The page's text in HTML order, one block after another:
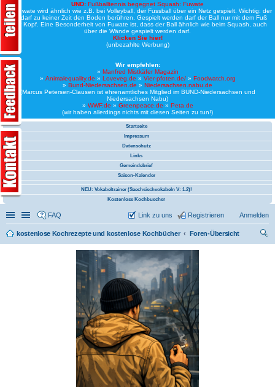
UND: Fußballtennis begegnet Squash: Fuwate
Bei Fuwate wird ähnlich wie z.B. bei Volleyball, der Fussball über ein Netz gespielt. Wichtig: der
Ball darf zu keiner Zeit den Boden berühren. Gespielt werden darf der Ball nur mit dem Fuß
oder Kopf. Eine Besonderheit von Fuwate ist, dass der Ball ähnlich wie beim Squash, auch
über die Wände gespielt werden darf.
Klicken Sie hier!
(unbezahlte Werbung)
Wir empfehlen:
» Manfred Mistkäfer Magazin
» Animalequality.de » Loveveg.de » Vier-pfoten.de/» Foodwatch.org
» Bund-Niedersachsen.de » Niedersachsen.nabu.de
(Marcus Petersen-Clausen ist ehrenamtliches Mitglied im BUND-Niedersachsen und
Niedersachsen Nabu)
» WWF.de » Greenpeace.de » Peta.de
(wir haben allerdings nichts mit diesen Seiten zu tun!)
Startseite
Impressum
Datenschutz
Links
Gemeindebrief
Saison-Kalender
NEU: Vokabeltrainer (Saechsischvokabeln V: 1.2)!
Kostenlose Kochbuecher
Schnellzugriff
Linkliste
FAQ Anmelden
Registrieren
Link zu uns
kostenlose Kochrezepte und kostenlose Kochbücher
Foren-Übersicht